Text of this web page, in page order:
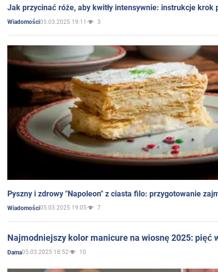
Jak przycinać róże, aby kwitły intensywnie: instrukcje krok
Wiadomości05.03.2025 19:11 3
Pyszny i zdrowy "Napoleon" z ciasta filo: przygotowanie
Wiadomości05.03.2025 19:05 7
Najmodniejszy kolor manicure na wiosnę 2025: pięć
Dama05.03.2025 18:52 10